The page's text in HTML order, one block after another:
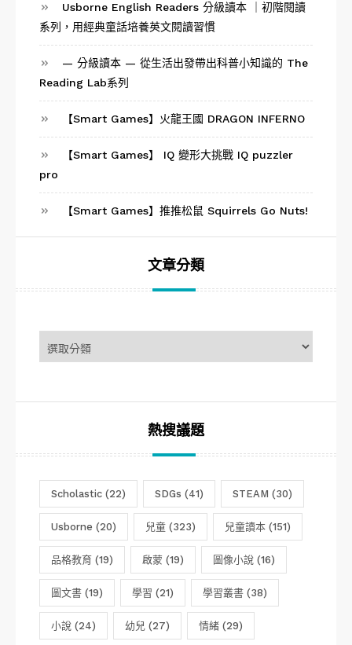
Usborne English Readers 分級讀本 ｜初階閱讀
系列，用經典童話培養英文閱讀習慣
— 分級讀本 — 從生活出發帶出科普小知識的 The
Reading Lab系列
【Smart Games】火龍王國 DRAGON INFERNO
【Smart Games】 IQ 變形大挑戰 IQ puzzler
pro
【Smart Games】推推松鼠 Squirrels Go Nuts!
文章分類
章
分
熱搜議題
Scholastic (22) SDGs (41) STEAM (30)
Usborne (20) 兒童 (323) 兒童讀本 (151)
品格教育 (19) 啟蒙 (19) 圖像小說 (16)
圖文書 (19) 學習 (21) 學習叢書 (38)
小說 (24) 幼兒 (27) 情緒 (29)